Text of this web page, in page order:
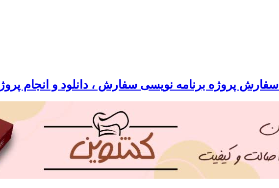
سفارش پروژه برنامه نویسی سفارش ، دانلود و انجام